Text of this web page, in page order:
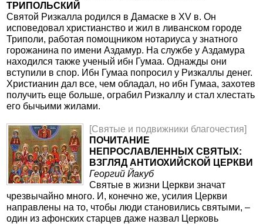
ТРИПОЛЬСКИЙ
Святой Ризкалла родился в Дамаске в XV в. Он
исповедовал христианство и жил в ливанском городе
Триполи, работая помощником нотариуса у знатного
горожанина по имени Аздамур. На службе у Аздамура
находился также ученый ибн Гумаа. Однажды они
вступили в спор. Ибн Гумаа попросил у Ризкаллы денег.
Христианин дал все, чем обладал, но ибн Гумаа, захотев
получить еще больше, ограбил Ризкаллу и стал хлестать
его бычьими жилами.
[Святые и подвижники благочестия]
ПОЧИТАНИЕ
НЕПРОСЛАВЛЕННЫХ СВЯТЫХ:
ВЗГЛЯД АНТИОХИЙСКОЙ ЦЕРКВИ
Георгий Йакуб
Святые в жизни Церкви значат
чрезвычайно много. И, конечно же, усилия Церкви
направлены на то, чтобы люди становились святыми, –
один из афонских старцев даже назвал Церковь